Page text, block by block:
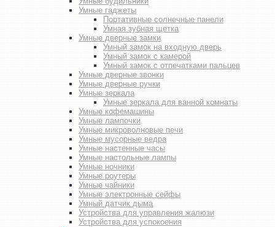
Умные гаджеты
Портативные солнечные панели
Умная зубная щетка
Умные дверные замки
Умный замок на входную дверь
Умный замок с камерой
Умный замок с отпечатками пальцев
Умные дверные звонки
Умные дверные ручки
Умные зеркала
Умные зеркала для ванной комнаты
Умные кофемашины
Умные лампочки
Умные микроволновые печи
Умные мусорные ведра
Умные настенные часы
Умные настольные лампы
Умные ночники
Умные роутеры
Умные чайники
Умные электронные сейфы
Умный датчик дыма
Устройства для управления жалюзи
Устройства для успокоения